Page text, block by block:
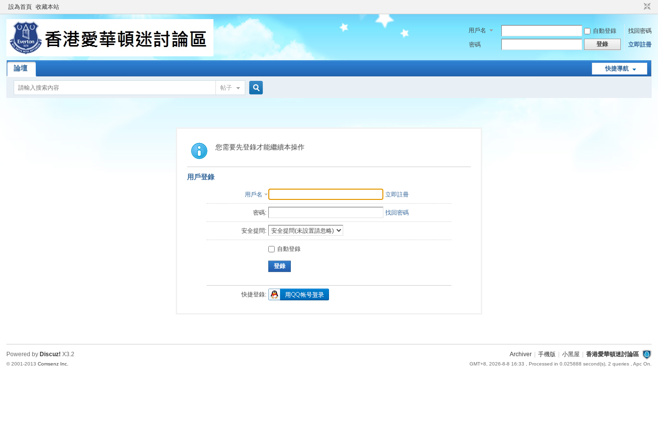
設為首頁 收藏本站
用戶名 自動登錄
找回密碼
密碼
登錄 立即註冊
快捷導航
論壇
帖子
索
您需要先登錄才能繼續本操作
用戶登錄
用戶名 立即註冊
密碼: 找回密碼
安全提問:
自動登錄
登錄
快捷登錄:
Archiver 手機版 小黑屋 香港愛華頓迷討論區
GMT+8, 2026-8-8 16:33 , Processed in 0.025888 second(s), 2 queries , Apc On.
Powered by Discuz! X3.2
© 2001-2013Comsenz Inc.